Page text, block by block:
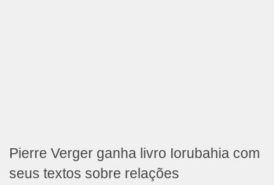
Pierre Verger ganha livro Iorubahia com
seus textos sobre relações